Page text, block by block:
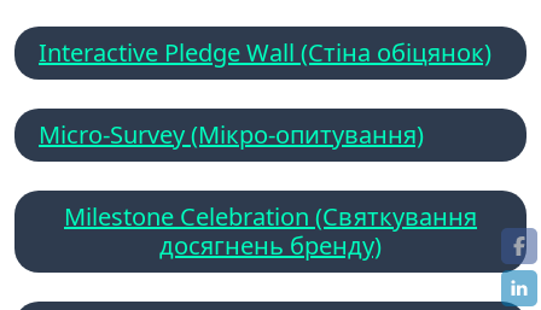
Interactive Pledge Wall (Стіна обіцянок)
Micro-Survey (Мікро-опитування)
Milestone Celebration (Святкування
досягнень бренду)